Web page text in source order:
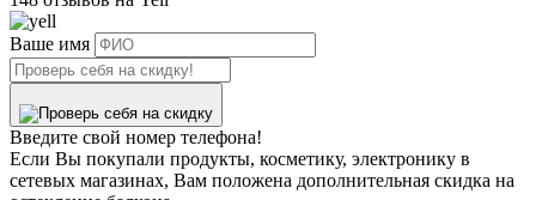
Ваше имя
Введите свой номер телефона!
Если Вы покупали продукты, косметику, электронику в
сетевых магазинах, Вам положена дополнительная скидка на